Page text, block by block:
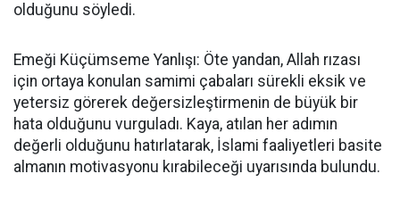
olduğunu söyledi.
Emeği Küçümseme Yanlışı: Öte yandan, Allah rızası
için ortaya konulan samimi çabaları sürekli eksik ve
yetersiz görerek değersizleştirmenin de büyük bir
hata olduğunu vurguladı. Kaya, atılan her adımın
değerli olduğunu hatırlatarak, İslami faaliyetleri basite
almanın motivasyonu kırabileceği uyarısında bulundu.